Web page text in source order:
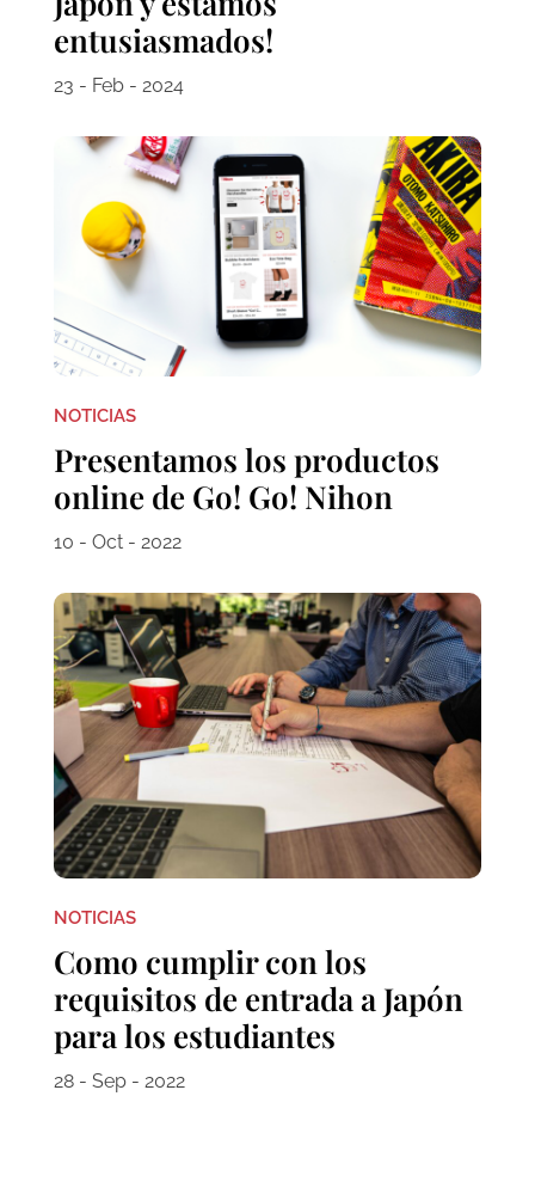
entusiasmados!
23 - Feb - 2024
NOTICIAS
Presentamos los productos
online de Go! Go! Nihon
10 - Oct - 2022
NOTICIAS
Como cumplir con los
requisitos de entrada a Japón
para los estudiantes
28 - Sep - 2022